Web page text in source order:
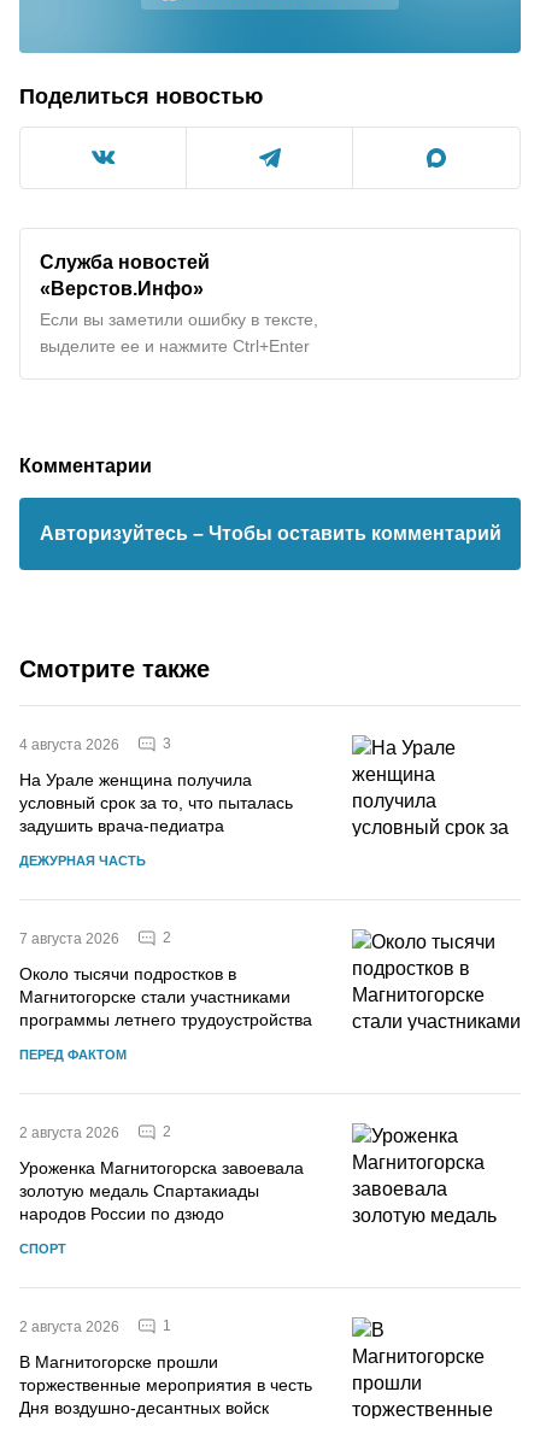
Поделиться новостью
Служба новостей
«Верстов.Инфо»
Если вы заметили ошибку в тексте,
выделите ее и нажмите Ctrl+Enter
Комментарии
Авторизуйтесь – Чтобы оставить комментарий
Смотрите также
4 августа 2026 3
На Урале женщина получила
условный срок за то, что пыталась
задушить врача-педиатра
ДЕЖУРНАЯ ЧАСТЬ
7 августа 2026 2
Около тысячи подростков в
Магнитогорске стали участниками
программы летнего трудоустройства
ПЕРЕД ФАКТОМ
2 августа 2026 2
Уроженка Магнитогорска завоевала
золотую медаль Спартакиады
народов России по дзюдо
СПОРТ
2 августа 2026 1
В Магнитогорске прошли
торжественные мероприятия в честь
Дня воздушно-десантных войск